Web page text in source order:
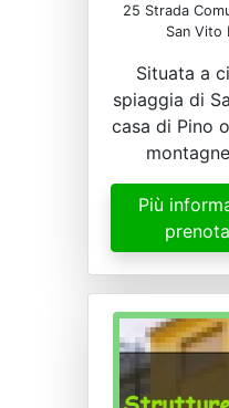
25 Strada
San Vito
Situata a
spiaggia di
casa di Pino
Più